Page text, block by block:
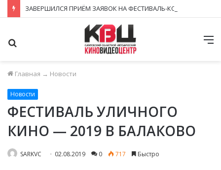
Главная → Новости
Новости
ФЕСТИВАЛЬ УЛИЧНОГО
КИНО — 2019 В БАЛАКОВО
SARKVC 02.08.2019 0 717 Быстро